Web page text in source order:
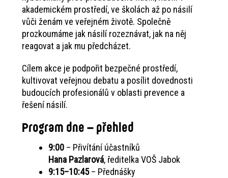
akademickém prostředí, ve školách až po násilí
vůči ženám ve veřejném životě. Společně
prozkoumáme jak násilí rozeznávat, jak na něj
reagovat a jak mu předcházet.
Cílem akce je podpořit bezpečné prostředí,
kultivovat veřejnou debatu a posílit dovednosti
budoucích profesionálů v oblasti prevence a
řešení násilí.
Program dne – přehled
9:00– Přivítání účastníků
Hana Pazlarová, ředitelka VOŠ Jabok
9:15–10:45– Přednášky